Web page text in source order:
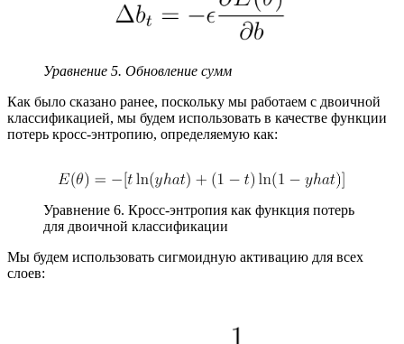
Уравнение 5. Обновление сумм
Как было сказано ранее, поскольку мы работаем с двоичной
классификацией, мы будем использовать в качестве функции
потерь кросс-энтропию, определяемую как:
Уравнение 6. Кросс-энтропия как функция потерь
для двоичной классификации
Мы будем использовать сигмоидную активацию для всех
слоев: